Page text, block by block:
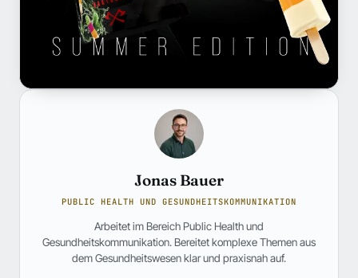
Jonas Bauer
PUBLIC HEALTH UND GESUNDHEITSKOMMUNIKATION
Arbeitet im Bereich Public Health und
Gesundheitskommunikation. Bereitet komplexe Themen aus
dem Gesundheitswesen klar und praxisnah auf.